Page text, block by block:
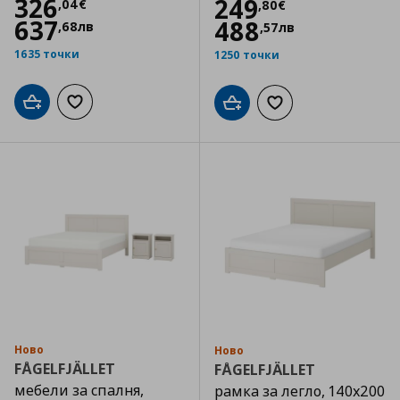
326,04€
Цена326,04 €
637,68лв
1635 точки
Добави в кошницата
Добави към списъка с любими
249,80€
Цена
488,57лв
1250 точки
Добави в кошницата
Добави към
Ново
FÅGELFJÄLLET
мебели за спалня,
Ново
FÅGELFJÄLLET
рамка за легло, 140x200